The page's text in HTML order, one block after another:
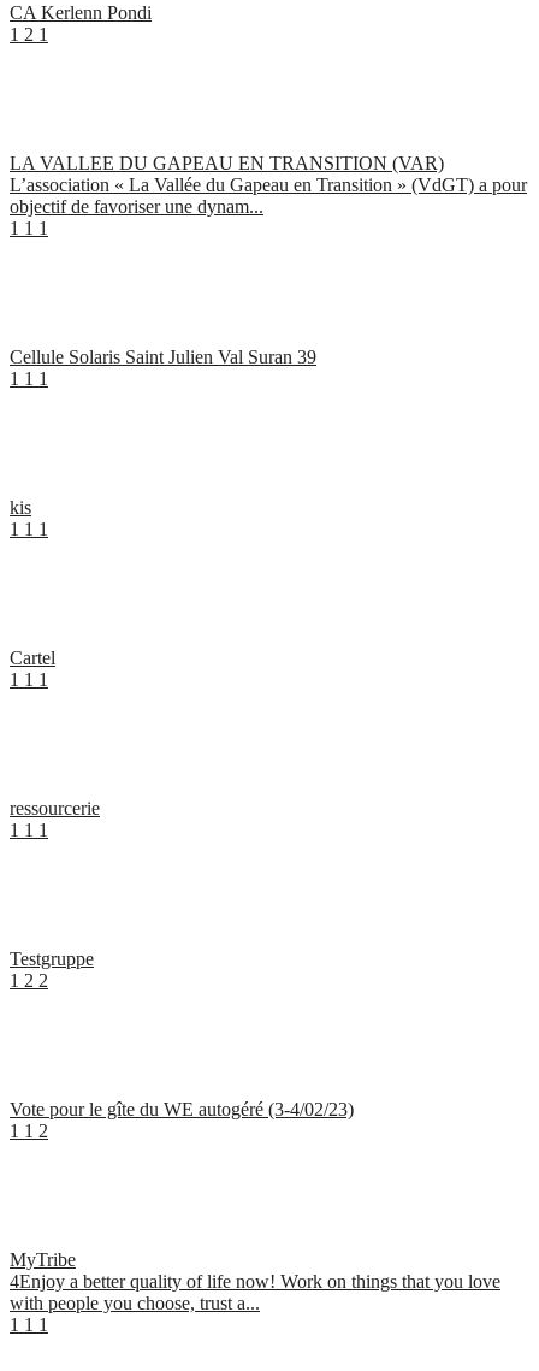
CA Kerlenn Pondi
1 2 1
LA VALLEE DU GAPEAU EN TRANSITION (VAR)
L’association « La Vallée du Gapeau en Transition » (VdGT) a pour
objectif de favoriser une dynam...
1 1 1
Cellule Solaris Saint Julien Val Suran 39
1 1 1
kis
1 1 1
Cartel
1 1 1
ressourcerie
1 1 1
Testgruppe
1 2 2
Vote pour le gîte du WE autogéré (3-4/02/23)
1 1 2
MyTribe
4Enjoy a better quality of life now! Work on things that you love
with people you choose, trust a...
1 1 1